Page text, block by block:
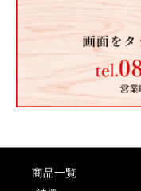
商品一覧